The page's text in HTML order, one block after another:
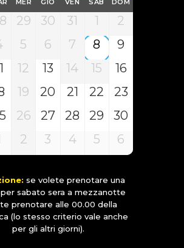
MER GIO VEN SAB DOM
29 30 31 1
2
5 6 7 8
9
12 13 14 15
16
19 20 21 22
23
26 27 28 29
30
2 3 4 5 6
se volete prenotare una
sabato sera a mezzanotte
prenotare alle 00.00 della
(lo stesso criterio vale anche
per gli altri giorni).